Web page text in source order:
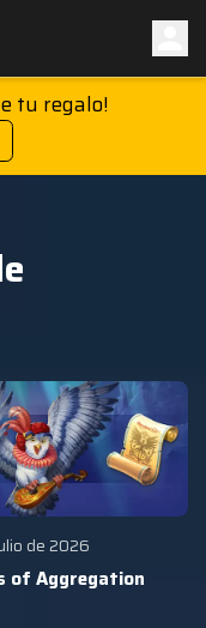
tu regalo!
de 2026
of Aggregation